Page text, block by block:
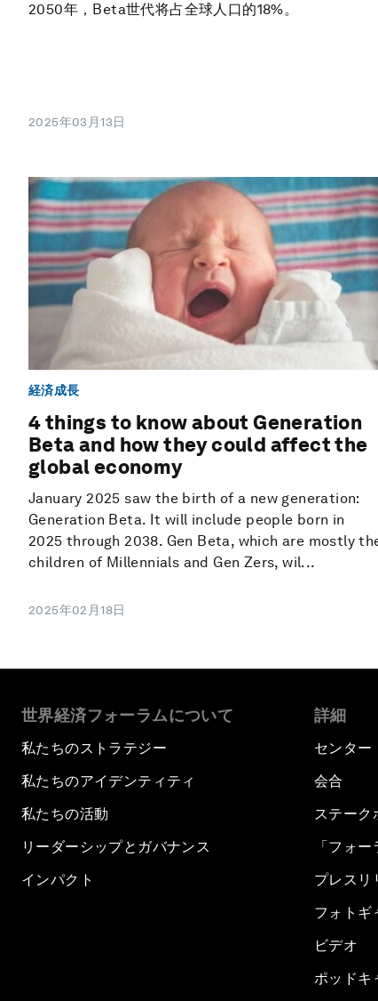
2050年，Beta世代将占全球人口的18%。
2025年03月13日
経済成長
4 things to know about Generation
Beta and how they could affect the
global economy
January 2025 saw the birth of a new generation:
Generation Beta. It will include people born in
2025 through 2038. Gen Beta, which are mostly
children of Millennials and Gen Zers, wil...
2025年02月18日
世界経済フォーラムについて
私たちのストラテジー
私たちのアイデンティティ
私たちの活動
リーダーシップとガバナンス
インパクト
詳細
センター
会合
ステーク
「フォ
プレスリ
フォトギ
ビデオ
ポッドキ